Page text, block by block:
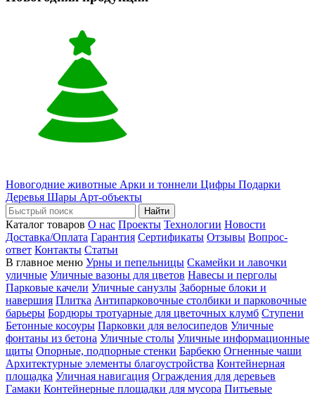
Новогодние животные Арки и тоннели Цифры Подарки
Деревья Шары Арт-объекты
Найти
Каталог товаров О нас Проекты Технологии Новости
Доставка/Оплата Гарантия Сертификаты Отзывы Вопрос-
ответ Контакты Статьи
В главное меню Урны и пепельницы Скамейки и лавочки
уличные Уличные вазоны для цветов Навесы и перголы
Парковые качели Уличные санузлы Заборные блоки и
навершия Плитка Антипарковочные столбики и парковочные
барьеры Бордюры тротуарные для цветочных клумб Ступени
Бетонные косоуры Парковки для велосипедов Уличные
фонтаны из бетона Уличные столы Уличные информационные
щиты Опорные, подпорные стенки Барбекю Огненные чаши
Архитектурные элементы благоустройства Контейнерная
площадка Уличная навигация Ограждения для деревьев
Гамаки Контейнерные площадки для мусора Питьевые